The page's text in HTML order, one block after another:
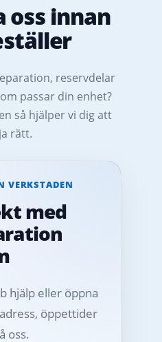
oss innan
reservdelar
passar din enhet?
så hjälper vi dig att
rätt.
VERKSTADEN
med
hjälp eller öppna
öppettider
oss.